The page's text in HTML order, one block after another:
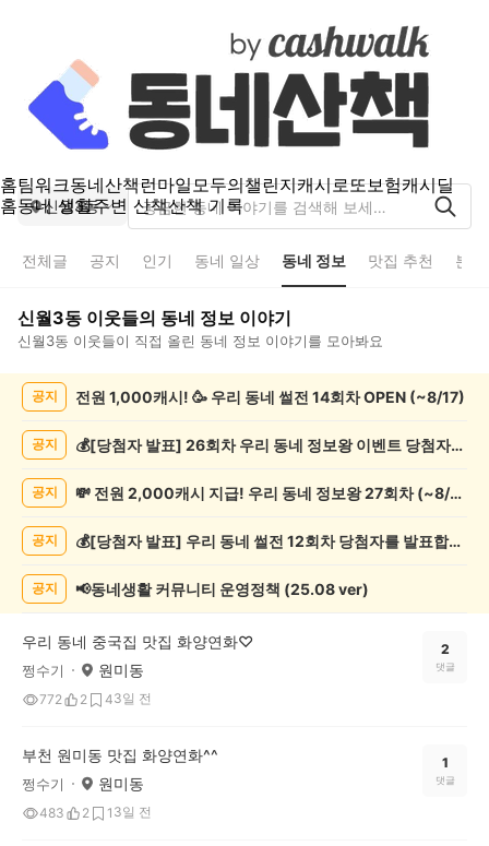
홈팀워크동네산책런마일모두의챌린지캐시로또보험캐시딜
홈동네 생활주변 산책산책 기록
신월3동
전체글 공지 인기 동네 일상 동네 정보 맛집 추천 분
신월3동 이웃들의 동네 정보 이야기
신월3동 이웃들이 직접 올린 동네 정보 이야기를 모아봐요
목
공지 전원 1,000캐시! 🥳 우리 동네 썰전 14회차 OPEN (~8/17)
공지 💰[당첨자 발표] 26회차 우리 동네 정보왕 이벤트 당첨자를 발표합니다!
공지 💸 전원 2,000캐시 지급! 우리 동네 정보왕 27회차 (~8/10)
공지 💰[당첨자 발표] 우리 동네 썰전 12회차 당첨자를 발표합니다!
공지 📢동네생활 커뮤니티 운영정책 (25.08 ver)
우리 동네 중국집 맛집 화양연화♡
쩡수기 원미동
772 2 43일 전
2
댓글
부천 원미동 맛집 화양연화^^
쩡수기 원미동
483 2 1 3일 전
1
댓글